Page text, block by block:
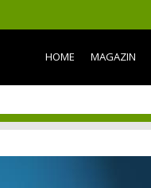
content
HOME MAGAZIN